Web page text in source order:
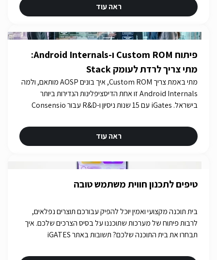
ראה עוד
פיתוח Custom ROM ו-Android Internals:
מתי צריך לרדת לעומק Stack
מתי באמת צריך Custom ROM, איך בונים AOSP מותאם, ולמה
Android Internals זו אחת הדיסציפלינות הנדירות ביותר
בישראל. iGates עם 15 שנות ניסיון ו-R&D עבור Consensio
ראה עוד
טיפים לתכנון חווית משתמש טובה
בית תוכנה מקצועי ואמין יוכל להפיק עבורכם תוצרים נפלאים,
לרבות פיתוח של מערכות שתוכננו על בסיס הצרכים שלכם. איך
תבחרו את בית התוכנה שלכם? תשובות באתר iGATES